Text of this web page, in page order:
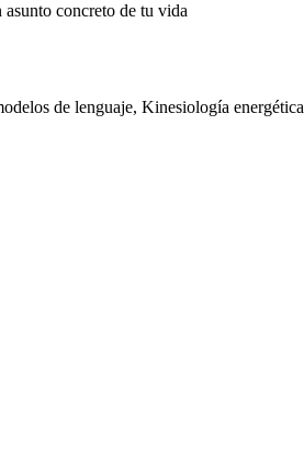
concreto de tu vida
de lenguaje, Kinesiología